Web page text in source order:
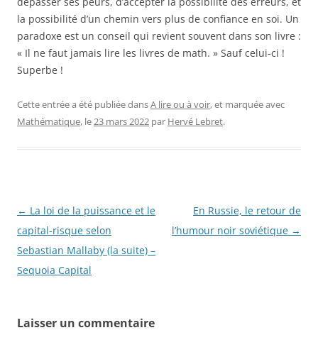
la possibilité d’un chemin vers plus de confiance en soi. Un
paradoxe est un conseil qui revient souvent dans son livre :
« Il ne faut jamais lire les livres de math. » Sauf celui-ci !
Superbe !
Cette entrée a été publiée dansA lire ou à voir, et marquée avec
Mathématique, le23 mars 2022 par Hervé Lebret.
Navigation
des
articles
← La loi de la puissance et le
capital-risque selon
Sebastian Mallaby (la suite) –
Sequoia Capital
En Russie, le retour de
l’humour noir soviétique →
Laisser un commentaire